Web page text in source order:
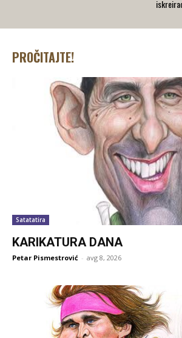
PROČITAJTE!
Satatatira
KARIKATURA DANA
Petar Pismestrović - avg 8, 2026